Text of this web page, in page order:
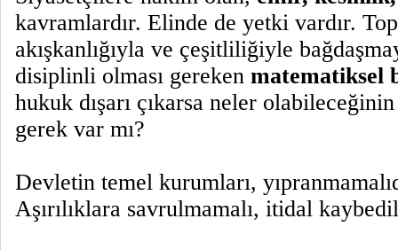
kavramlardır. Elinde de yetki vardır.
akışkanlığıyla ve çeşitliliğiyle
disiplinli olması gereken matematiksel
hukuk dışarı çıkarsa neler
gerek var mı?
Devletin temel kurumları,
Aşırılıklara savrulmamalı, itidal